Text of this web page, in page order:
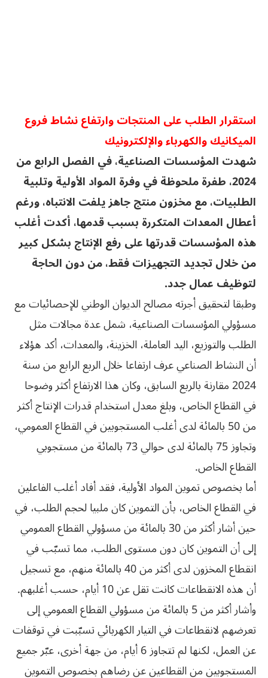
استقرار الطلب على المنتجات وارتفاع نشاط فروع
الميكانيك والكهرباء والإلكترونيك
شهدت المؤسسات الصناعية، في الفصل الرابع من
2024، طفرة ملحوظة في وفرة المواد الأولية وتلبية
الطلبيات، مع مخزون منتج جاهز يلفت الانتباه، ورغم
أعطال المعدات المتكررة بسبب قدمها، أكدت أغلب
هذه المؤسسات قدرتها على رفع الإنتاج بشكل كبير
من خلال تجديد التجهيزات فقط، من دون الحاجة
لتوظيف عمال جدد.
وطبقا لتحقيق أجرته مصالح الديوان الوطني للإحصائيات مع
مسؤولي المؤسسات الصناعية، شمل عدة مجالات مثل
الطلب والتوزيع، اليد العاملة، الخزينة، والمعدات، أكد هؤلاء
أن النشاط الصناعي عرف ارتفاعا خلال الربع الرابع من سنة
2024 مقارنة بالربع السابق، وكان هذا الارتفاع أكثر وضوحا
في القطاع الخاص، وبلغ معدل استخدام قدرات الإنتاج أكثر
من 50 بالمائة لدى أغلب المستجوبين في القطاع العمومي،
وتجاوز 75 بالمائة لدى حوالي 73 بالمائة من مستجوبي
القطاع الخاص.
أما بخصوص تموين المواد الأولية، فقد أفاد أغلب الفاعلين
في القطاع الخاص، بأن التموين كان ملبيا لحجم الطلب، في
حين أشار أكثر من 30 بالمائة من مسؤولي القطاع العمومي
إلى أن التموين كان دون مستوى الطلب، مما تسبّب في
انقطاع المخزون لدى أكثر من 40 بالمائة منهم، مع تسجيل
أن هذه الانقطاعات كانت تقل عن 10 أيام، حسب أغلبهم.
وأشار أكثر من 5 بالمائة من مسؤولي القطاع العمومي إلى
تعرضهم لانقطاعات في التيار الكهربائي تسبّبت في توقفات
عن العمل، لكنها لم تتجاوز 6 أيام، من جهة أخرى، عبّر جميع
المستجوبين من القطاعين عن رضاهم بخصوص التموين